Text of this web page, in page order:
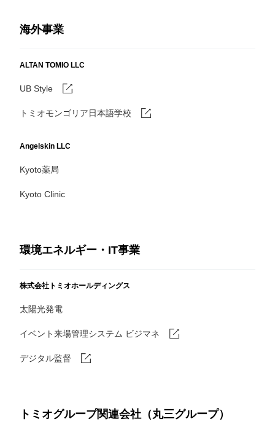
海外事業
ALTAN TOMIO LLC
UB Style
トミオモンゴリア日本語学校
Angelskin LLC
Kyoto薬局
Kyoto Clinic
環境エネルギー・IT事業
株式会社トミオホールディングス
太陽光発電
イベント来場管理システム ビジマネ
デジタル監督
トミオグループ関連会社（丸三グループ）